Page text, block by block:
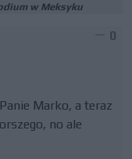
w Meksyku
0
Marko, a teraz
no ale